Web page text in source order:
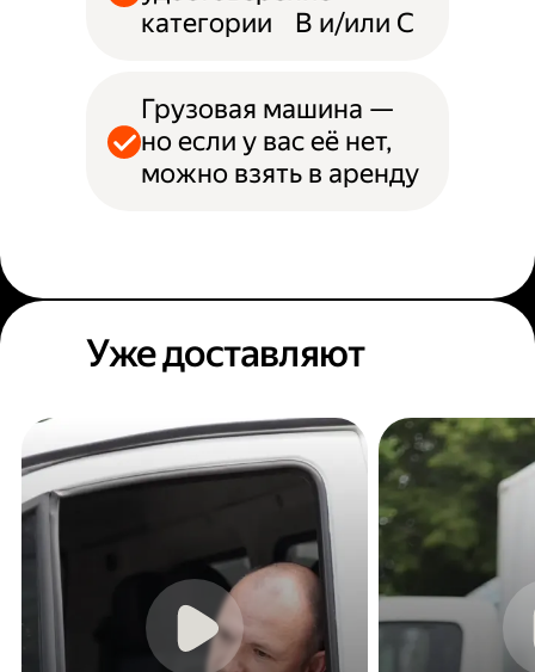
категории B и/или С
Грузовая машина —
но если у вас её нет,
можно взять в аренду
Уже доставляют